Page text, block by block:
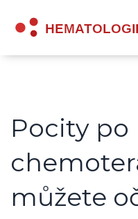
Pocity po
můžete